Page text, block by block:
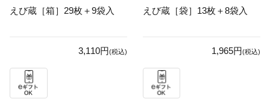
えび蔵［箱］29枚＋9袋入
3,110円(税込)
えび蔵［袋］13枚＋8袋入
1,965円(税込)